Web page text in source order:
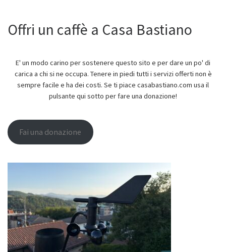
Offri un caffè a Casa Bastiano
E' un modo carino per sostenere questo sito e per dare un po' di
carica a chi si ne occupa. Tenere in piedi tutti i servizi offerti non è
sempre facile e ha dei costi. Se ti piace casabastiano.com usa il
pulsante qui sotto per fare una donazione!
Fai una donazione